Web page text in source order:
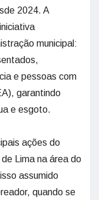
2024. A
municipal:
e pessoas com
garantindo
e esgoto.
ações do
Lima na área do
assumido
quando se